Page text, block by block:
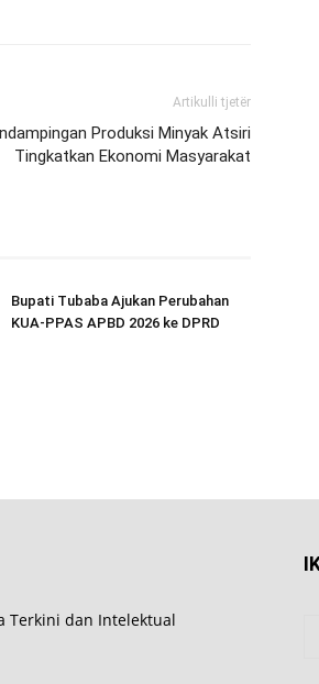
Artikulli tjetër
Produksi Minyak Atsiri
Tingkatkan Ekonomi Masyarakat
Bupati Tubaba Ajukan Perubahan
KUA-PPAS APBD 2026 ke DPRD
Terkini dan Intelektual